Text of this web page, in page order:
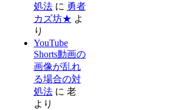
処法に 勇者
カズ坊★ よ
り
YouTube
Shorts動画の
画像が乱れ
る場合の対
処法に 老
より